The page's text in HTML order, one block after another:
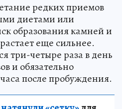
редких приемов
диетами или
образования камней и
еще сильнее.
три-четыре раза в день
и обязательно
после пробуждения.